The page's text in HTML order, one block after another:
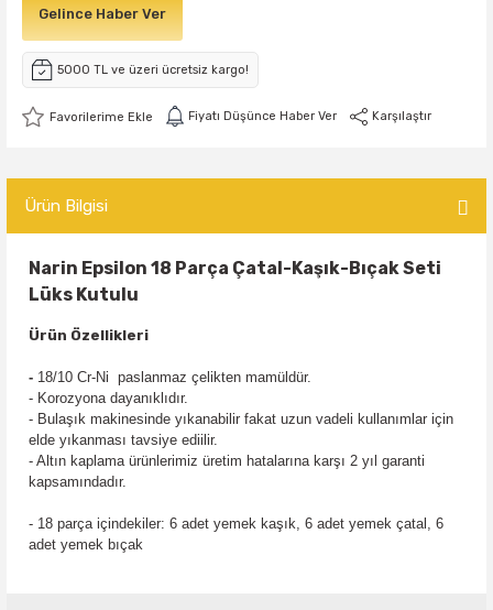
Gelince Haber Ver
5000 TL ve üzeri ücretsiz kargo!
Fiyatı Düşünce Haber Ver Karşılaştır
Ürün Bilgisi
Narin Epsilon 18 Parça Çatal-Kaşık-Bıçak Seti
Lüks Kutulu
Ürün Özellikleri
- 18/10 Cr-Ni paslanmaz çelikten mamüldür.
- Korozyona dayanıklıdır.
- Bulaşık makinesinde yıkanabilir fakat uzun vadeli kullanımlar için
elde yıkanması tavsiye ediilir.
- Altın kaplama ürünlerimiz üretim hatalarına karşı 2 yıl garanti
kapsamındadır.
- 18 parça içindekiler: 6 adet yemek kaşık, 6 adet yemek çatal, 6
adet yemek bıçak